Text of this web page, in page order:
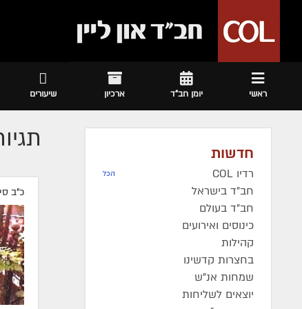
ראשי יומן חב"ד ארכיון שיעורים
חדשות
רדיו COL הכל
חב"ד בישראל
חב"ד בעולם
כינוסים ואירועים
קהילות
בחצרות קדשינו
שמחות אנ"ש
יוצאים לשליחות
כ"ב